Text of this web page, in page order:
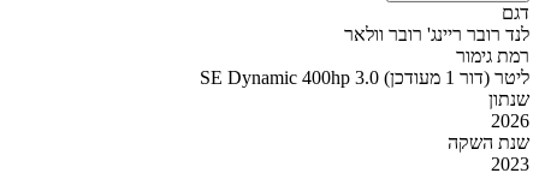
דגם
לנד רובר ריינג' רובר וולאר
רמת גימור
SE Dynamic 400hp 3.0 ליטר (דור 1 מעודכן)
שנתון
2026
שנת השקה
2023